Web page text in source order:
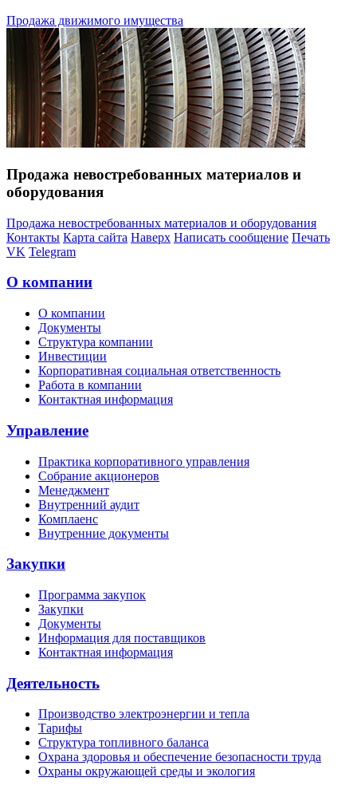
Продажа движимого имущества
Продажа невостребованных материалов и
оборудования
Продажа невостребованных материалов и оборудования
Контакты Карта сайта Наверх Написать сообщение Печать
VK Telegram
О компании
О компании
Документы
Структура компании
Инвестиции
Корпоративная социальная ответственность
Работа в компании
Контактная информация
Управление
Практика корпоративного управления
Собрание акционеров
Менеджмент
Внутренний аудит
Комплаенс
Внутренние документы
Закупки
Программа закупок
Закупки
Документы
Информация для поставщиков
Контактная информация
Деятельность
Производство электроэнергии и тепла
Тарифы
Структура топливного баланса
Охрана здоровья и обеспечение безопасности труда
Охраны окружающей среды и экология